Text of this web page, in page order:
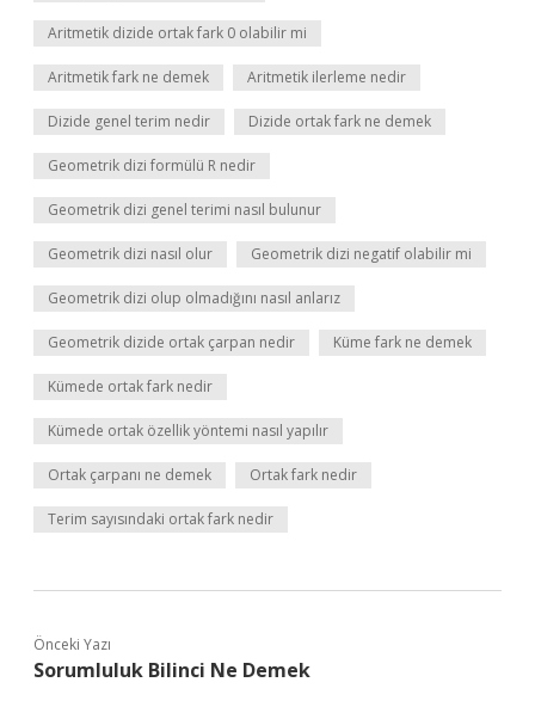
Aritmetik dizide ortak fark 0 olabilir mi
Aritmetik fark ne demek Aritmetik ilerleme nedir
Dizide genel terim nedir Dizide ortak fark ne demek
Geometrik dizi formülü R nedir
Geometrik dizi genel terimi nasıl bulunur
Geometrik dizi nasıl olur Geometrik dizi negatif olabilir mi
Geometrik dizi olup olmadığını nasıl anlarız
Geometrik dizide ortak çarpan nedir Küme fark ne demek
Kümede ortak fark nedir
Kümede ortak özellik yöntemi nasıl yapılır
Ortak çarpanı ne demek Ortak fark nedir
Terim sayısındaki ortak fark nedir
Önceki Yazı
Sorumluluk Bilinci Ne Demek